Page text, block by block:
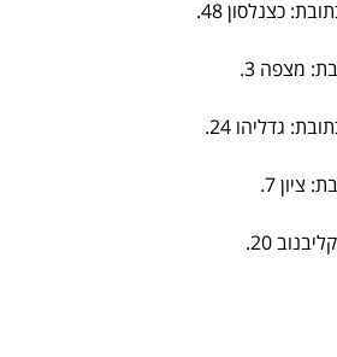
כצנלסון 48.
מצפה 3.
גדליהו 24.
ציון 7.
20.